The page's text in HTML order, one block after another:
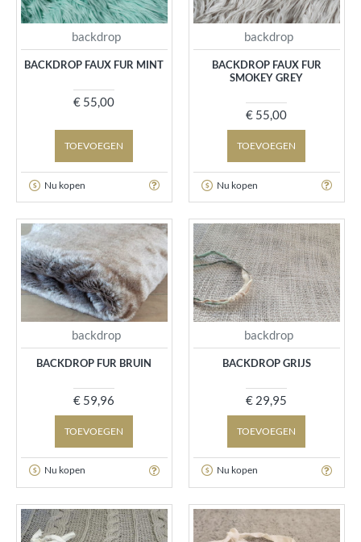
backdrop
BACKDROP FAUX FUR MINT
€ 55,00
TOEVOEGEN
Nu kopen
backdrop
BACKDROP FAUX FUR
SMOKEY GREY
€ 55,00
TOEVOEGEN
Nu kopen
backdrop
BACKDROP FUR BRUIN
€ 59,96
TOEVOEGEN
Nu kopen
backdrop
BACKDROP GRIJS
€ 29,95
TOEVOEGEN
Nu kopen